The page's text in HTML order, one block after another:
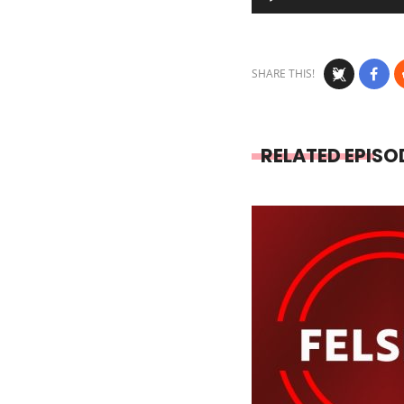
Player
SHARE THIS!
RELATED